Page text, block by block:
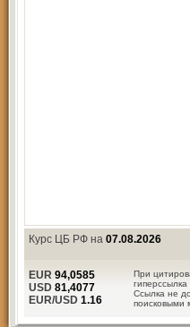
Курс ЦБ РФ на 07.08.2026
При
гиперссылка
Ссылка не
поисковыми
EUR 94,0585
USD 81,4077
EUR/USD 1.16